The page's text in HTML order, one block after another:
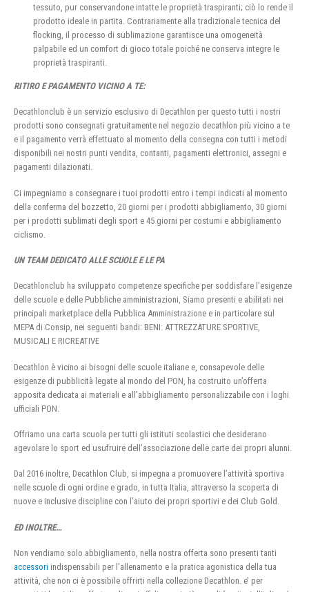
tessuto, pur conservandone intatte le proprietà traspiranti; ciò lo rende il
prodotto ideale in partita. Contrariamente alla tradizionale tecnica del
flocking, il processo di sublimazione garantisce una omogeneità
palpabile ed un comfort di gioco totale poiché ne conserva integre le
proprietà traspiranti.
RITIRO E PAGAMENTO VICINO A TE:
Decathlonclub è un servizio esclusivo di Decathlon per questo tutti i nostri
prodotti sono consegnati gratuitamente nel negozio decathlon più vicino a te
e il pagamento verrà effettuato al momento della consegna con tutti i metodi
disponibili nei nostri punti vendita, contanti, pagamenti elettronici, assegni e
pagamenti dilazionati.
Ci impegniamo a consegnare i tuoi prodotti entro i tempi indicati al momento
della conferma del bozzetto, 20 giorni per i prodotti abbigliamento, 30 giorni
per i prodotti sublimati degli sport e 45 giorni per costumi e abbigliamento
ciclismo.
UN TEAM DEDICATO ALLE SCUOLE E LE PA
Decathlonclub ha sviluppato competenze specifiche per soddisfare l’esigenze
delle scuole e delle Pubbliche amministrazioni, Siamo presenti e abilitati nei
principali marketplace della Pubblica Amministrazione e in particolare sul
MEPA di Consip, nei seguenti bandi: BENI: ATTREZZATURE SPORTIVE,
MUSICALI E RICREATIVE
Decathlon è vicino ai bisogni delle scuole italiane e, consapevole delle
esigenze di pubblicità legate al mondo del PON, ha costruito un’offerta
apposita dedicata ai materiali e all’abbigliamento personalizzabile con i loghi
ufficiali PON.
Offriamo una carta scuola per tutti gli istituti scolastici che desiderano
agevolare lo sport ed usufruire dell’associazione delle carte dei propri alunni.
Dal 2016 inoltre, Decathlon Club, si impegna a promuovere l’attività sportiva
nelle scuole di ogni ordine e grado, in tutta Italia, attraverso la scoperta di
nuove e inclusive discipline con l’aiuto dei propri sportivi e dei Club Gold.
ED INOLTRE…
Non vendiamo solo abbigliamento, nella nostra offerta sono presenti tanti
accessori indispensabili per l’allenamento e la pratica agonistica della tua
attività, che non ci è possibile offrirti nella collezione Decathlon. e’ per